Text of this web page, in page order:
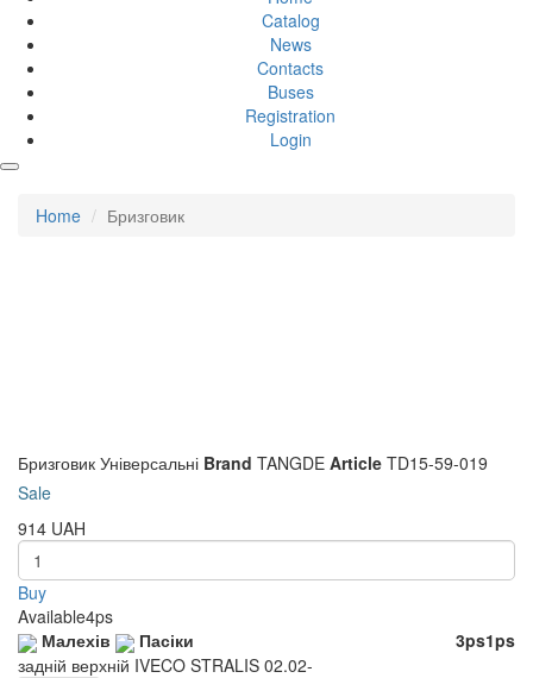
Catalog
News
Contacts
Buses
Registration
Login
Home Бризговик
Бризговик Універсальні Brand TANGDE Article TD15-59-019
Sale
914 UAH
Buy
Available4ps
Малехів
1ps
Пасіки
3ps
задній верхній IVECO STRALIS 02.02-